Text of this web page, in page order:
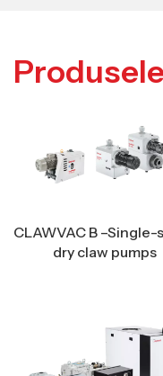
CLAWVAC B –Single-
dry claw pumps